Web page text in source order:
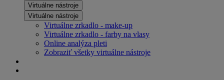
Virtuálne nástroje
Virtuálne nástroje
Virtuálne zrkadlo - make-up
Virtuálne zrkadlo - farby na vlasy
Online analýza pleti
Zobraziť všetky virtuálne nástroje